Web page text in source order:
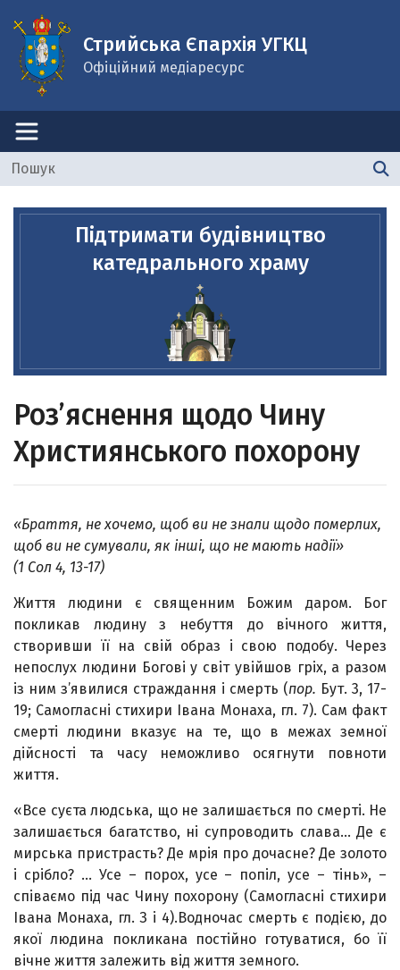
Стрийська Єпархія УГКЦ
Офіційний медіаресурс
Підтримати будівництво
катедрального храму
Роз’яснення щодо Чину
Християнського похорону
«Браття, не хочемо, щоб ви не знали щодо померлих,
щоб ви не сумували, як інші, що не мають надії»
(1 Сол 4, 13-17)
Життя людини є священним Божим даром. Бог
покликав людину з небуття до вічного життя,
створивши її на свій образ і свою подобу. Через
непослух людини Богові у світ увійшов гріх, а разом
із ним з’явилися страждання і смерть (пор. Бут. 3, 17-
19; Самогласні стихири Івана Монаха, гл. 7). Сам факт
смерті людини вказує на те, що в межах земної
дійсності та часу неможливо осягнути повноти
життя.
«Все суєта людська, що не залишається по смерті. Не
залишається багатство, ні супроводить слава… Де є
мирська пристрасть? Де мрія про дочасне? Де золото
і срібло? … Усе – порох, усе – попіл, усе – тінь», –
співаємо під час Чину похорону (Самогласні стихири
Івана Монаха, гл. З і 4).Водночас смерть є подією, до
якої людина покликана постійно готуватися, бо її
вічне життя залежить від життя земного.